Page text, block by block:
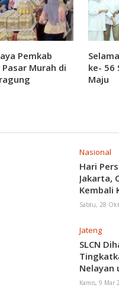
Pemkab
Murah di
ke- 56
Maju
Nasional
Hari
Jakarta,
Kembali
Sabtu, 28
Jateng
SLCN
Nelayan
Kamis, 9 Mar